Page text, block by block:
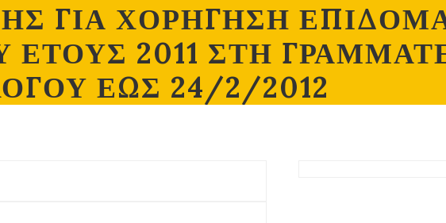
ΓΙΑ ΧΟΡΗΓΗΣΗ
2011 ΣΤΗ
ΕΩΣ 24/2/2012